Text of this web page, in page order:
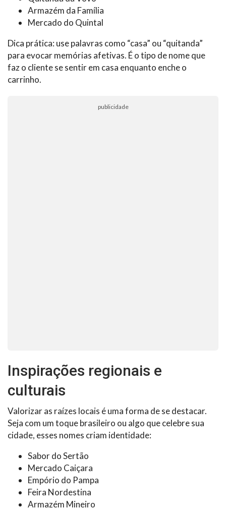
Armazém da Família
Mercado do Quintal
Dica prática: use palavras como “casa” ou “quitanda”
para evocar memórias afetivas. É o tipo de nome que
faz o cliente se sentir em casa enquanto enche o
carrinho.
publicidade
Inspirações regionais e
culturais
Valorizar as raízes locais é uma forma de se destacar.
Seja com um toque brasileiro ou algo que celebre sua
cidade, esses nomes criam identidade:
Sabor do Sertão
Mercado Caiçara
Empório do Pampa
Feira Nordestina
Armazém Mineiro